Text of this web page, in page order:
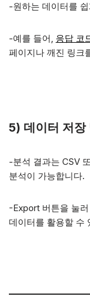
-원하는 데이터를
-예를 들어, 응답 코
페이지나 깨진 링크
5) 데이터 저장
-분석 결과는 CSV
분석이 가능합니다.
-Export 버튼을 눌
데이터를 활용할 수